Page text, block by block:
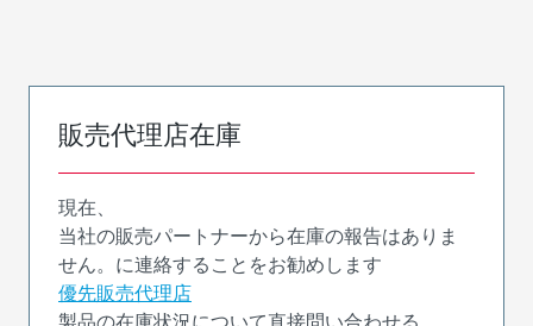
販売代理店在庫
現在、
当社の販売パートナーから在庫の報告はありま
せん。に連絡することをお勧めします
優先販売代理店
製品の在庫状況について直接問い合わせる